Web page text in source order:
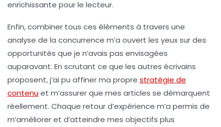
enrichissante pour le lecteur.
Enfin, combiner tous ces éléments à travers une
analyse de la concurrence m’a ouvert les yeux sur des
opportunités que je n’avais pas envisagées
auparavant. En scrutant ce que les autres écrivains
proposent, j’ai pu affiner ma propre stratégie de
contenuet m’assurer que mes articles se démarquent
réellement. Chaque retour d’expérience m’a permis de
m’améliorer et d’atteindre mes objectifs plus